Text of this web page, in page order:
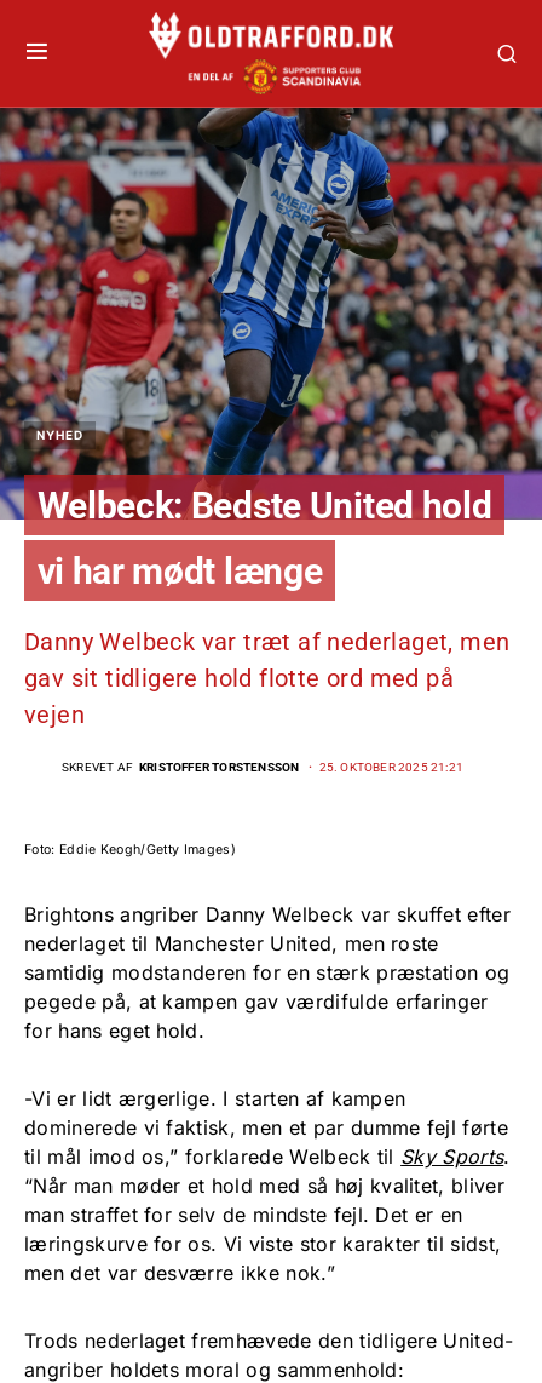
NYHED
Welbeck: Bedste United hold
vi har mødt længe
Danny Welbeck var træt af nederlaget, men
gav sit tidligere hold flotte ord med på
vejen
SKREVET AF KRISTOFFER TORSTENSSON 25. OKTOBER 2025 21:21
Foto: Eddie Keogh/Getty Images)
Brightons angriber Danny Welbeck var skuffet efter
nederlaget til Manchester United, men roste
samtidig modstanderen for en stærk præstation og
pegede på, at kampen gav værdifulde erfaringer
for hans eget hold.
-Vi er lidt ærgerlige. I starten af kampen
dominerede vi faktisk, men et par dumme fejl førte
til mål imod os,” forklarede Welbeck til Sky Sports.
“Når man møder et hold med så høj kvalitet, bliver
man straffet for selv de mindste fejl. Det er en
læringskurve for os. Vi viste stor karakter til sidst,
men det var desværre ikke nok.”
Trods nederlaget fremhævede den tidligere United-
angriber holdets moral og sammenhold: